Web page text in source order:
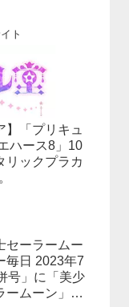
ト
】「プリキュ
ハース8」10
リックプラカ
セーラームー
毎日 2023年7
号」に「美少
ームーン」30